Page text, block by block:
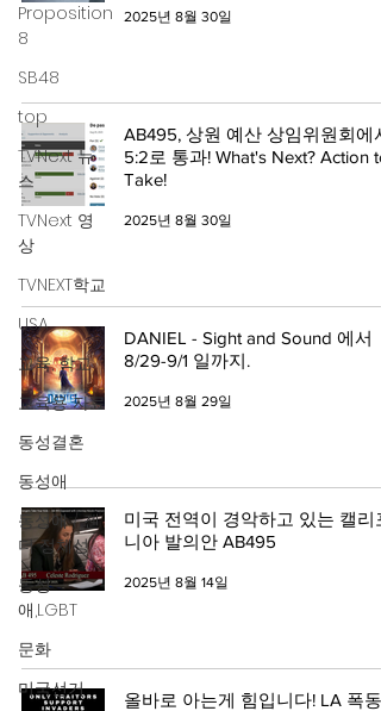
Proposition
8
SB48
top
TVNext 뉴
스
TVNext 영
상
TVNEXT학교
USA
교육, 학교
교육용 자료
동성결혼
동성애
동성애 / 젠
더 정체성
동성
애,LGBT
문화
미국선거
2025년 8월 30일
AB495, 상원 예산 상임위원회에서
5:2로 통과! What's Next? Action to
Take!
2025년 8월 30일
DANIEL - Sight and Sound 에서
8/29-9/1 일까지.
2025년 8월 29일
미국 전역이 경악하고 있는 캘리
니아 발의안 AB495
2025년 8월 14일
올바로 아는게 힘입니다! LA 폭동